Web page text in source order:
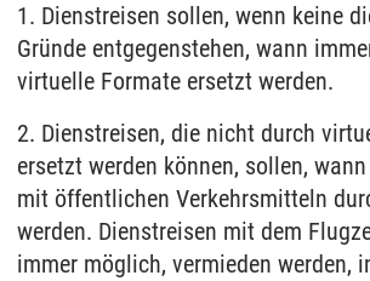
1. Dienstreisen sollen, wenn keine
Gründe entgegenstehen, wann
virtuelle Formate ersetzt werden.
2. Dienstreisen, die nicht durch
ersetzt werden können, sollen,
mit öffentlichen Verkehrsmitteln
werden. Dienstreisen mit dem
immer möglich, vermieden werden,